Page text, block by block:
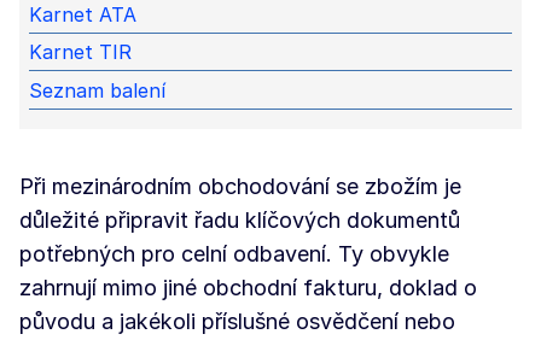
Karnet ATA
Karnet TIR
Seznam balení
Při mezinárodním obchodování se zbožím je
důležité připravit řadu klíčových dokumentů
potřebných pro celní odbavení. Ty obvykle
zahrnují mimo jiné obchodní fakturu, doklad o
původu a jakékoli příslušné osvědčení nebo